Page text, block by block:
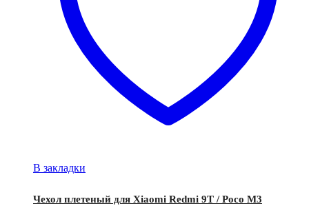
В закладки
Чехол плетеный для Xiaomi Redmi 9T / Poco M3